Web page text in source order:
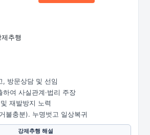
제추행
, 방문상담 및 선임
하여 사실관계·법리 주장
재발방지 노력
불충분). 누명벗고 일상복귀
강제추행 해설